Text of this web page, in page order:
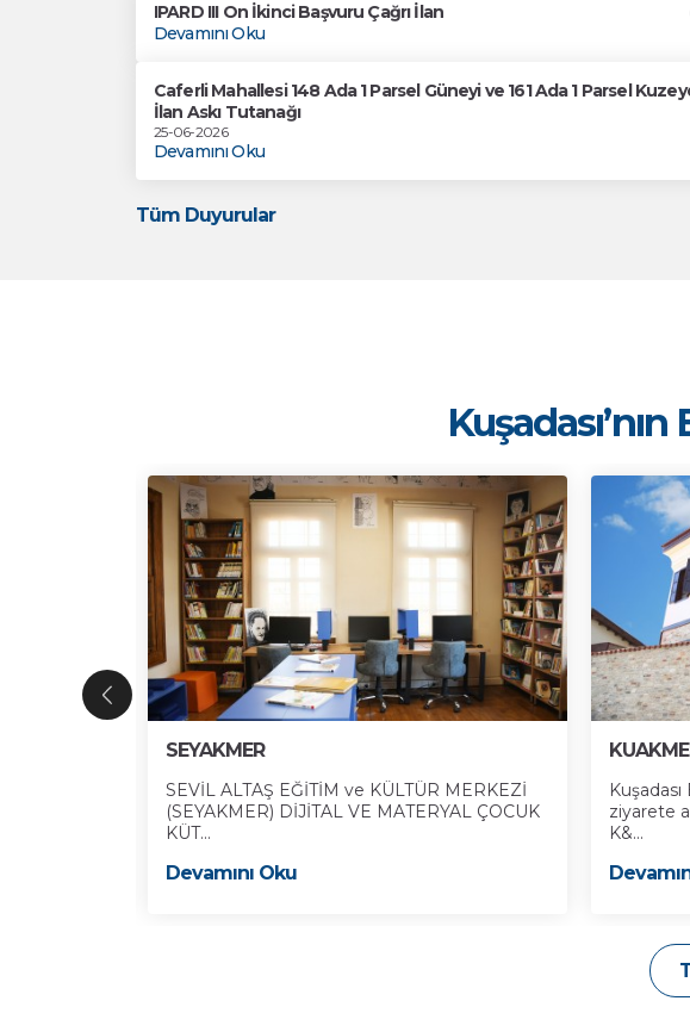
IPARD III On İkinci Başvuru Çağrı İlan
Devamını Oku
Caferli Mahallesi 148 Ada 1 Parsel Güneyi ve 161 Ada 1 Parsel
İlan Askı Tutanağı
25-06-2026
Devamını Oku
Tüm Duyurular
SEYAKMER
SEVİL ALTAŞ EĞİTİM ve KÜLTÜR MERKEZİ
(SEYAKMER) DİJİTAL VE MATERYAL ÇOCUK
KÜT...
Devamını Oku
ziyarete
K&...